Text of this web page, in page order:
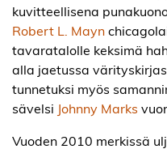
kuvitteellisena
Robert L. Mayn
tavaratalolle keksimä
alla jaetussa
tunnetuksi myös
sävelsi Johnny Marks
Vuoden 2010 merkissä